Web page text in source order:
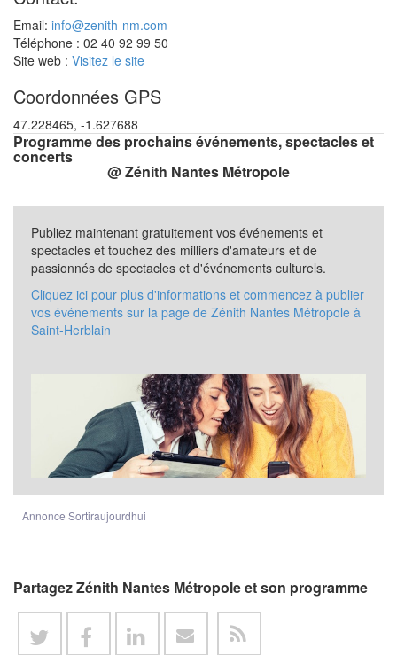
Email: info@zenith-nm.com
Téléphone : 02 40 92 99 50
Site web : Visitez le site
Coordonnées GPS
47.228465, -1.627688
Programme des prochains événements, spectacles et
concerts
@ Zénith Nantes Métropole
Publiez maintenant gratuitement vos événements et
spectacles et touchez des milliers d'amateurs et de
passionnés de spectacles et d'événements culturels.
Cliquez ici pour plus d'informations et commencez à publier
vos événements sur la page de Zénith Nantes Métropole à
Saint-Herblain
Annonce Sortiraujourdhui
Partagez Zénith Nantes Métropole et son programme